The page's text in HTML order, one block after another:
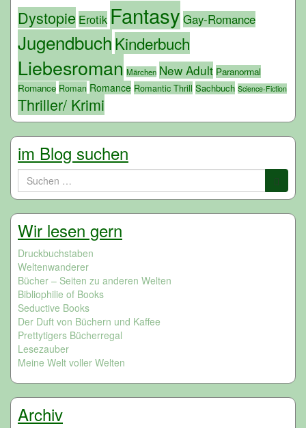
Dystopie Erotik Fantasy Gay-Romance
JugendbuchKinderbuch
Liebesroman Märchen New Adult Paranormal
Romance Roman Romance Romantic Thrill Sachbuch Science-Fiction
Thriller/ Krimi
im Blog suchen
Suchen
nach:
Wir lesen gern
Druckbuchstaben
Weltenwanderer
Bücher – Seiten zu anderen Welten
Bibliophilie of Books
Seductive Books
Der Duft von Büchern und Kaffee
Prettytigers Bücherregal
Lesezauber
Meine Welt voller Welten
Archiv